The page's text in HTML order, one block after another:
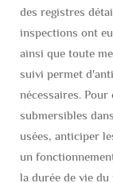
des registres
inspections ont
ainsi que toute
suivi permet
nécessaires.
submersibles
usées, anticiper
un
la durée de vie du